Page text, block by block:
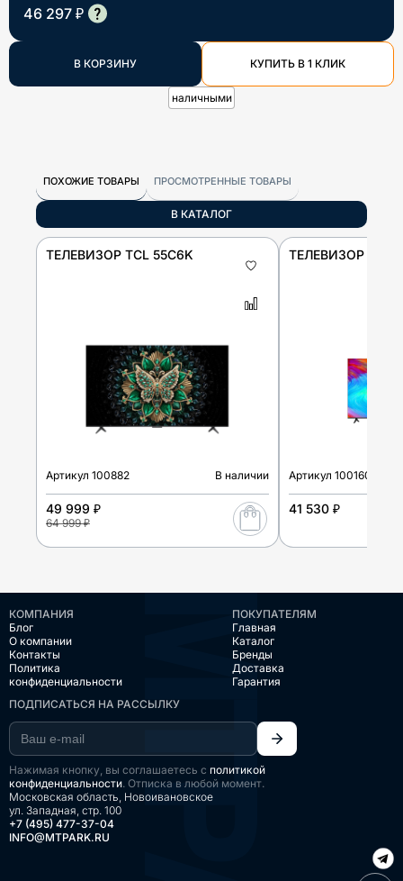
46 297 ₽
В КОРЗИНУ КУПИТЬ В 1 КЛИК
наличными
ПОХОЖИЕ ТОВАРЫ ПРОСМОТРЕННЫЕ ТОВАРЫ
В КАТАЛОГ
ТЕЛЕВИЗОР TCL 55C6K
Артикул 100882 В наличии
49 999 ₽
64 999 ₽
ТЕЛЕВИЗОР TCL
Артикул 100160
41 530 ₽
КОМПАНИЯ
Блог
О компании
Контакты
Политика
конфиденциальности
ПОКУПАТЕЛЯМ
Главная
Каталог
Бренды
Доставка
Гарантия
ПОДПИСАТЬСЯ НА РАССЫЛКУ
Нажимая кнопку, вы соглашаетесь с политикой
конфиденциальности. Отписка в любой момент.
Московская область, Новоивановское
ул. Западная, стр. 100
+7 (495) 477-37-04
INFO@MTPARK.RU